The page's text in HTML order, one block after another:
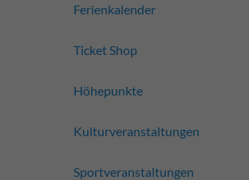
Ferienkalender
Ticket Shop
Höhepunkte
Kulturveranstaltungen
Sportveranstaltungen